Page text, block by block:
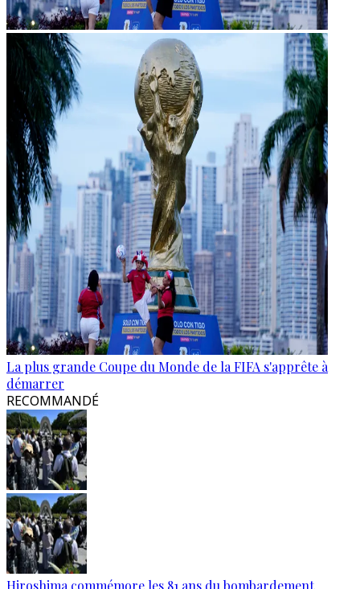
La plus grande Coupe du Monde de la FIFA s'apprête à
démarrer
RECOMMANDÉ
Hiroshima commémore les 81 ans du bombardement